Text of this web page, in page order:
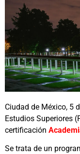
Ciudad de México, 5
Estudios Superiores
certificación
Se trata de un